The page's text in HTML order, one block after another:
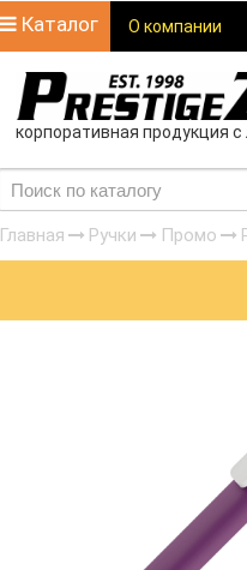
Каталог О компании
корпоративная продукция с
Главная Ручки Промо